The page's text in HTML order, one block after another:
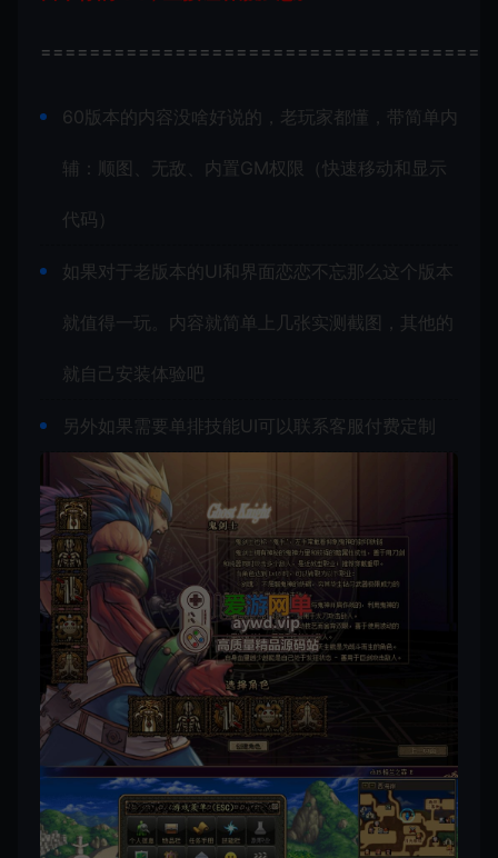
60版本的内容没啥好说的，老玩家都懂，带简单内
辅：顺图、无敌、内置GM权限（快速移动和显示
代码）
如果对于老版本的UI和界面恋恋不忘那么这个版本
就值得一玩。内容就简单上几张实测截图，其他的
就自己安装体验吧
另外如果需要单排技能UI可以联系客服付费定制